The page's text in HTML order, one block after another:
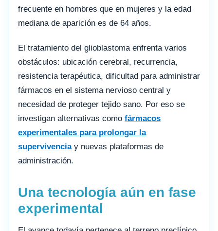
frecuente en hombres que en mujeres y la edad
mediana de aparición es de 64 años.
El tratamiento del glioblastoma enfrenta varios
obstáculos: ubicación cerebral, recurrencia,
resistencia terapéutica, dificultad para administrar
fármacos en el sistema nervioso central y
necesidad de proteger tejido sano. Por eso se
investigan alternativas como fármacos
experimentales para prolongar la
supervivenciay nuevas plataformas de
administración.
Una tecnología aún en fase
experimental